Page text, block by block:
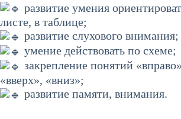
развитие умения
листе, в таблице;
развитие слухового внимания;
умение действовать по схеме;
закрепление понятий
«вверх», «вниз»;
развитие памяти, внимания.